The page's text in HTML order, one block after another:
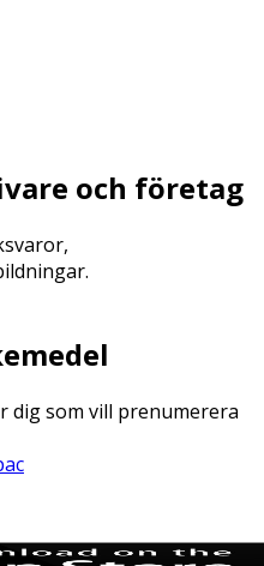
och företag
dig som vill prenumerera